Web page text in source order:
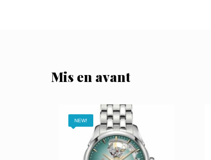
Mis en avant
NEW!